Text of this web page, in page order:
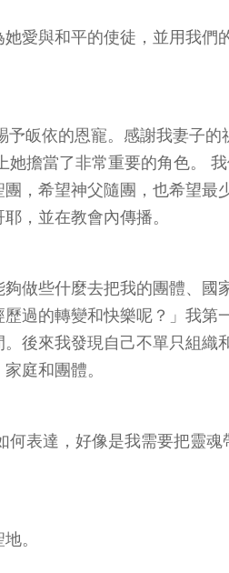
愛與和平的使徒，並用我們
予皈依的恩寵。感謝我妻子的
她擔當了非常重要的角色。 我
，希望神父隨團，也希望最
，並在教會內傳播。
做些什麼去把我的團體、國
過的轉變和快樂呢？」我第
後來我發現自己不單只組織
庭和團體。
何表達，好像是我需要把靈魂
。